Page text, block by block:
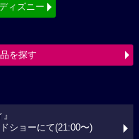
ィズニー
を探す
ショーにて(21:00〜)